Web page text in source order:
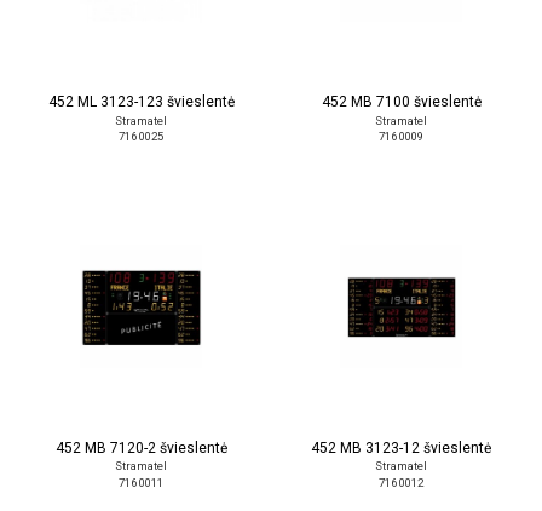
452 ML 3123-123 švieslentė
Stramatel
716 0025
452 MB 7100 švieslentė
Stramatel
716 0009
452 MB 7120-2 švieslentė
Stramatel
716 0011
452 MB 3123-12 švieslentė
Stramatel
716 0012